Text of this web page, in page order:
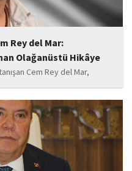
Rey del Mar:
Olağanüstü Hikâye
Cem Rey del Mar,
etkilenerek
süren disiplinli çalışmalar,
onu kısa...